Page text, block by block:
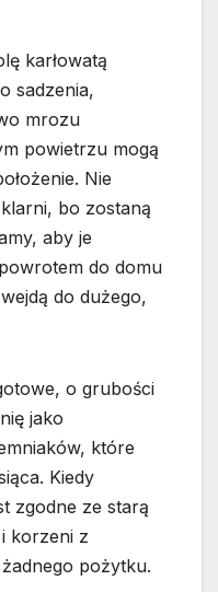
karłowatą
sadzenia,
mrozu
powietrzu mogą
Nie
bo zostaną
aby je
do domu
do dużego,
o grubości
jako
które
Kiedy
zgodne ze starą
korzeni z
pożytku.